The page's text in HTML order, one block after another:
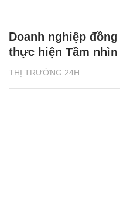
THỊ TRƯỜNG 24H
Doanh nghiệp
thực hiện Tầm nhìn